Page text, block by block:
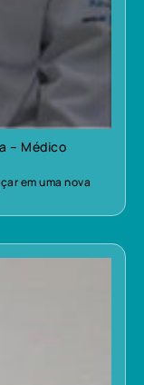
– Médico
em uma nova